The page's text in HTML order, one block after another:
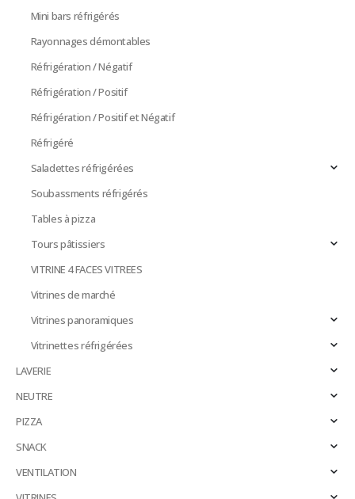
Mini bars réfrigérés
Rayonnages démontables
Réfrigération / Négatif
Réfrigération / Positif
Réfrigération / Positif et Négatif
Réfrigéré
Saladettes réfrigérées
Soubassments réfrigérés
Tables à pizza
Tours pâtissiers
VITRINE 4 FACES VITREES
Vitrines de marché
Vitrines panoramiques
Vitrinettes réfrigérées
LAVERIE
NEUTRE
PIZZA
SNACK
VENTILATION